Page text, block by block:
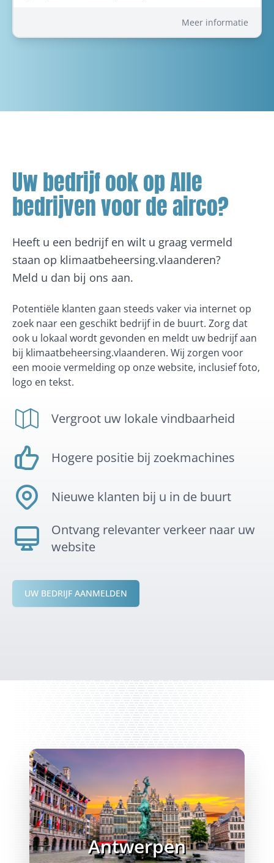
Meer informatie
Uw bedrijf ook op Alle
bedrijven voor de airco?
Heeft u een bedrijf en wilt u graag vermeld
staan op klimaatbeheersing.vlaanderen?
Meld u dan bij ons aan.
Potentiële klanten gaan steeds vaker via internet op
zoek naar een geschikt bedrijf in de buurt. Zorg dat
ook u lokaal wordt gevonden en meldt uw bedrijf aan
bij klimaatbeheersing.vlaanderen. Wij zorgen voor
een mooie vermelding op onze website, inclusief foto,
logo en tekst.
Vergroot uw lokale vindbaarheid
Hogere positie bij zoekmachines
Nieuwe klanten bij u in de buurt
Ontvang relevanter verkeer naar uw
website
UW BEDRIJF AANMELDEN
Antwerpen